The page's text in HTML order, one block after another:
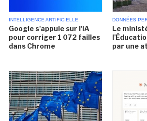
INTELLIGENCE ARTIFICIELLE
Google s'appuie sur l'IA
pour corriger 1 072 failles
dans Chrome
DONNÉES
Le
par une